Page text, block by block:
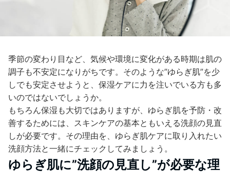
季節の変わり目など、気候や環境に変化がある時期は肌の
調子も不安定になりがちです。そのような”ゆらぎ肌”を少
しでも安定させようと、保湿ケアに力を注いでいる方も多
いのではないでしょうか。
もちろん保湿も大切ではありますが、ゆらぎ肌を予防・改
善するためには、スキンケアの基本ともいえる洗顔の見直
しが必要です。その理由を、ゆらぎ肌ケアに取り入れたい
洗顔方法と一緒にチェックしてみましょう。
ゆらぎ肌に”洗顔の見直し”が必要な理